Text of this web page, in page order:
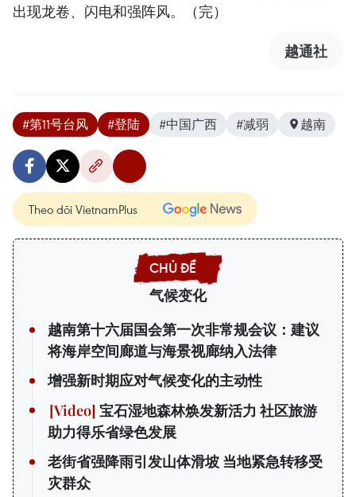
出现龙卷、闪电和强阵风。（完）
越通社
#第11号台风 #登陆 #中国广西 #减弱 越南
Theo dõi VietnamPlus
气候变化
越南第十六届国会第一次非常规会议：建议
将海岸空间廊道与海景视廊纳入法律
增强新时期应对气候变化的主动性
宝石湿地森林焕发新活力 社区旅游
助力得乐省绿色发展
老街省强降雨引发山体滑坡 当地紧急转移受
灾群众